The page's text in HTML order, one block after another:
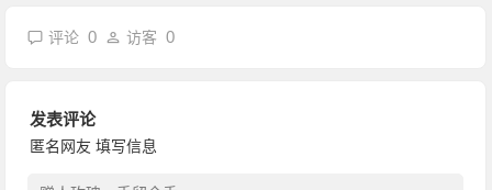
评论0 访客0
发表评论
匿名网友 填写信息